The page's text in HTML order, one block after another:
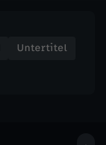
Untertitel